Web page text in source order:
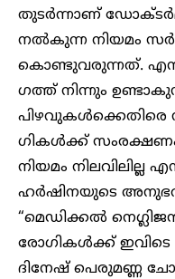
തുടർന്നാണ്
നൽകുന്ന നിയമം
കൊണ്ടുവരുന്നത്.
ഗത്ത് നിന്നും
പിഴവുകൾക്കെതിരെ
ഗികൾക്ക്
നിയമം നിലവിലില്ല
ഹർഷിനയുടെ
“മെഡിക്കൽ
രോഗികൾക്ക് ഇവിടെ
ദിനേഷ് പെരുമണ്ണ